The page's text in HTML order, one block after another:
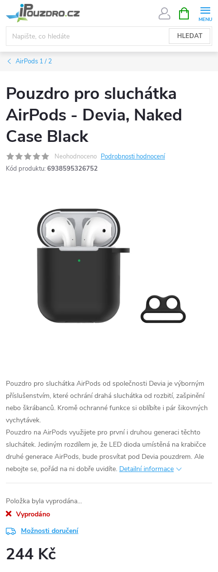
na
obsah
HLEDAT
NÁKUPNÍ
KOŠÍK
AirPods 1 / 2
Pouzdro pro sluchátka
AirPods - Devia, Naked
Case Black
Neohodnoceno Podrobnosti hodnocení
Kód produktu: 6938595326752
Pouzdro pro sluchátka AirPods od společnosti Devia je výborným
příslušenstvím, které ochrání drahá sluchátka od rozbití, zašpinění
nebo škrábanců. Kromě ochranné funkce si oblíbíte i pár šikovných
vychytávek.
Pouzdro na AirPods využijete pro první i druhou generaci těchto
sluchátek. Jediným rozdílem je, že LED dioda umístěná na krabičce
druhé generace AirPods, bude prosvítat pod Devia pouzdrem. Ale
nebojte se, pořád na ni dobře uvidíte. Detailní informace
Položka byla vyprodána…
Vyprodáno
Možnosti doručení
244 Kč